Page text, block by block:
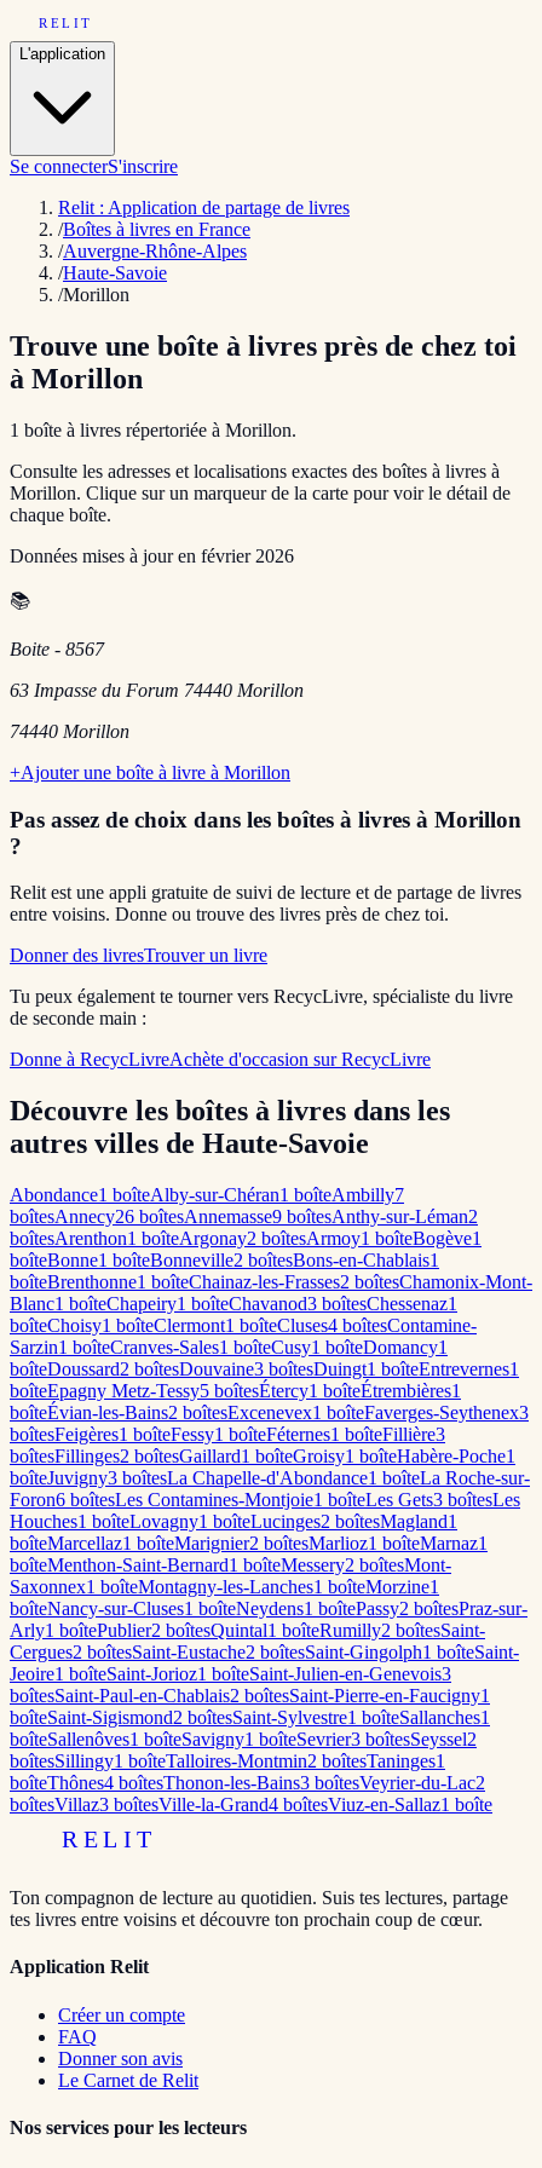
RELIT
L'application
Se connecterS'inscrire
Relit : Application de partage de livres
/Boîtes à livres en France
/Auvergne-Rhône-Alpes
/Haute-Savoie
/Morillon
Trouve une boîte à livres près de chez toi
à Morillon
1 boîte à livres répertoriée à Morillon.
Consulte les adresses et localisations exactes des boîtes à livres à
Morillon. Clique sur un marqueur de la carte pour voir le détail de
chaque boîte.
Données mises à jour en février 2026
📚
Boite - 8567
63 Impasse du Forum 74440 Morillon
74440 Morillon
+Ajouter une boîte à livre à Morillon
Pas assez de choix dans les boîtes à livres à Morillon
?
Relit est une appli gratuite de suivi de lecture et de partage de livres
entre voisins. Donne ou trouve des livres près de chez toi.
Donner des livresTrouver un livre
Tu peux également te tourner vers RecycLivre, spécialiste du livre
de seconde main :
Donne à RecycLivreAchète d'occasion sur RecycLivre
Découvre les boîtes à livres dans les
autres villes de Haute-Savoie
Abondance1 boîteAlby-sur-Chéran1 boîteAmbilly7
boîtesAnnecy26 boîtesAnnemasse9 boîtesAnthy-sur-Léman2
boîtesArenthon1 boîteArgonay2 boîtesArmoy1 boîteBogève1
boîteBonne1 boîteBonneville2 boîtesBons-en-Chablais1
boîteBrenthonne1 boîteChainaz-les-Frasses2 boîtesChamonix-Mont-
Blanc1 boîteChapeiry1 boîteChavanod3 boîtesChessenaz1
boîteChoisy1 boîteClermont1 boîteCluses4 boîtesContamine-
Sarzin1 boîteCranves-Sales1 boîteCusy1 boîteDomancy1
boîteDoussard2 boîtesDouvaine3 boîtesDuingt1 boîteEntrevernes1
boîteEpagny Metz-Tessy5 boîtesÉtercy1 boîteÉtrembières1
boîteÉvian-les-Bains2 boîtesExcenevex1 boîteFaverges-Seythenex3
boîtesFeigères1 boîteFessy1 boîteFéternes1 boîteFillière3
boîtesFillinges2 boîtesGaillard1 boîteGroisy1 boîteHabère-Poche1
boîteJuvigny3 boîtesLa Chapelle-d'Abondance1 boîteLa Roche-sur-
Foron6 boîtesLes Contamines-Montjoie1 boîteLes Gets3 boîtesLes
Houches1 boîteLovagny1 boîteLucinges2 boîtesMagland1
boîteMarcellaz1 boîteMarignier2 boîtesMarlioz1 boîteMarnaz1
boîteMenthon-Saint-Bernard1 boîteMessery2 boîtesMont-
Saxonnex1 boîteMontagny-les-Lanches1 boîteMorzine1
boîteNancy-sur-Cluses1 boîteNeydens1 boîtePassy2 boîtesPraz-sur-
Arly1 boîtePublier2 boîtesQuintal1 boîteRumilly2 boîtesSaint-
Cergues2 boîtesSaint-Eustache2 boîtesSaint-Gingolph1 boîteSaint-
Jeoire1 boîteSaint-Jorioz1 boîteSaint-Julien-en-Genevois3
boîtesSaint-Paul-en-Chablais2 boîtesSaint-Pierre-en-Faucigny1
boîteSaint-Sigismond2 boîtesSaint-Sylvestre1 boîteSallanches1
boîteSallenôves1 boîteSavigny1 boîteSevrier3 boîtesSeyssel2
boîtesSillingy1 boîteTalloires-Montmin2 boîtesTaninges1
boîteThônes4 boîtesThonon-les-Bains3 boîtesVeyrier-du-Lac2
boîtesVillaz3 boîtesVille-la-Grand4 boîtesViuz-en-Sallaz1 boîte
RELIT
Ton compagnon de lecture au quotidien. Suis tes lectures, partage
tes livres entre voisins et découvre ton prochain coup de cœur.
Application Relit
Créer un compte
FAQ
Donner son avis
Le Carnet de Relit
Nos services pour les lecteurs